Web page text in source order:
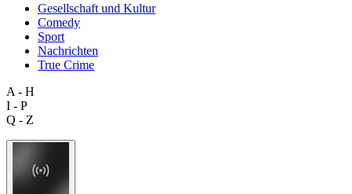
Gesellschaft und Kultur
Comedy
Sport
Nachrichten
True Crime
A - H
I - P
Q - Z